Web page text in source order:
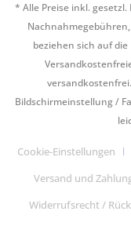
* Alle Preise inkl.
beziehen sich auf
Bildschirmeinstellung /
Cookie-Einstellungen
Versand und
Widerrufsrecht /